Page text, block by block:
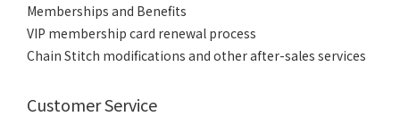
Memberships and Benefits
VIP membership card renewal process
Chain Stitch modifications and other after-sales services
Customer Service